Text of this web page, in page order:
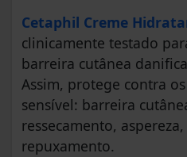
Cetaphil Creme
clinicamente testado
barreira cutânea
Assim, protege contra
sensível: barreira
ressecamento,
repuxamento.